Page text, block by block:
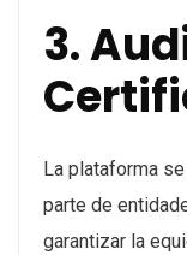
3.
La plataforma
parte de
garantizar la